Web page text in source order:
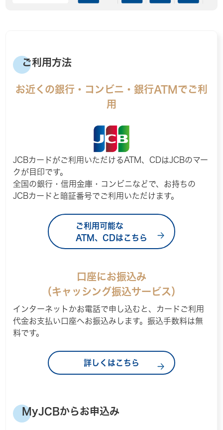
ご利用方法
お近くの銀行・コンビニ・銀行ATMでご利
用
JCBカードがご利用いただけるATM、CDはJCBのマー
クが目印です。
全国の銀行・信用金庫・コンビニなどで、お持ちの
JCBカードと暗証番号でご利用いただけます。
ご利用可能な
ATM、CDはこちら
口座にお振込み
（キャッシング振込サービス）
インターネットかお電話で申し込むと、カードご利用
代金お支払い口座へお振込みします。振込手数料は無
料です。
詳しくはこちら
MyJCBからお申込み